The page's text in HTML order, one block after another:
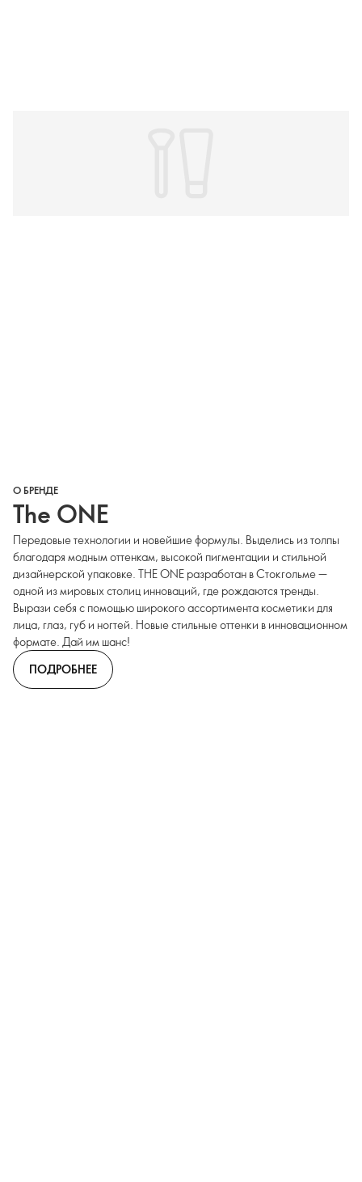
О БРЕНДЕ
The ONE
Передовые технологии и новейшие формулы. Выделись из толпы
благодаря модным оттенкам, высокой пигментации и стильной
дизайнерской упаковке. THE ONE разработан в Стокгольме —
одной из мировых столиц инноваций, где рождаются тренды.
Вырази себя с помощью широкого ассортимента косметики для
лица, глаз, губ и ногтей. Новые стильные оттенки в инновационном
формате. Дай им шанс!
ПОДРОБНЕЕ